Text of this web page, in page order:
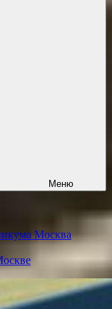
Меню
Москва